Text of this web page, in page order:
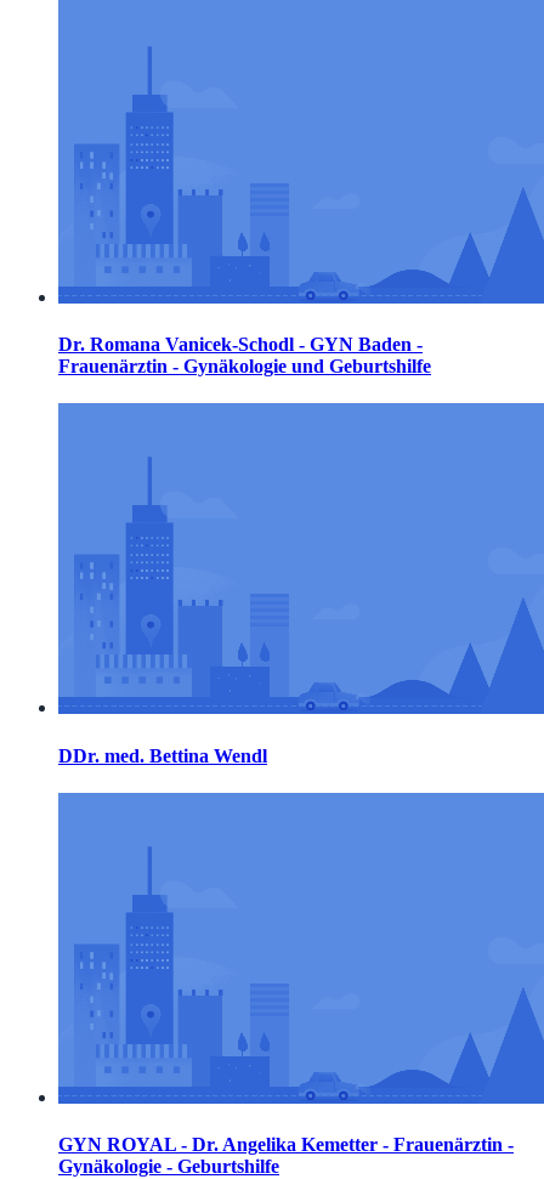
Dr. Romana Vanicek-Schodl - GYN Baden -
Frauenärztin - Gynäkologie und Geburtshilfe
DDr. med. Bettina Wendl
GYN ROYAL - Dr. Angelika Kemetter - Frauenärztin -
Gynäkologie - Geburtshilfe